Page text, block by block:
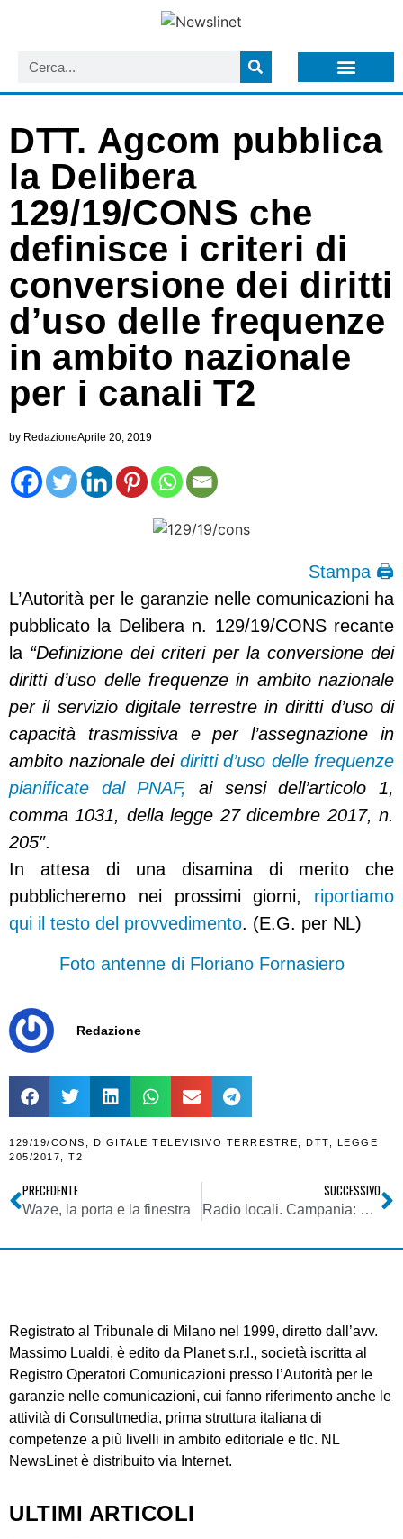
DTT. Agcom pubblica
la Delibera
129/19/CONS che
definisce i criteri di
conversione dei diritti
d’uso delle frequenze
in ambito nazionale
per i canali T2
by RedazioneAprile 20, 2019
Stampa 🖨
L’Autorità per le garanzie nelle comunicazioni ha
pubblicato la Delibera n. 129/19/CONS recante
la “Definizione dei criteri per la conversione dei
diritti d’uso delle frequenze in ambito nazionale
per il servizio digitale terrestre in diritti d’uso di
capacità trasmissiva e per l’assegnazione in
ambito nazionale dei diritti d’uso delle frequenze
pianificate dal PNAF,
ai sensi dell’articolo 1,
comma 1031, della legge 27 dicembre 2017, n.
205″.
In attesa di una disamina di merito che
pubblicheremo nei prossimi giorni, riportiamo
qui il testo del provvedimento. (E.G. per NL)
Foto antenne di Floriano Fornasiero
Redazione
129/19/CONS DIGITALE TELEVISIVO TERRESTRE DTT
LEGGE
205/2017
T2
PRECEDENTE
Waze, la porta e la finestra
SUCCESSIVO
Radio locali. Campania: una panoramica sui dati regionali 2018 di TER dimostra il predominio assoluto del gruppo Kiss Kiss. La rete ammiraglia batte nettamente tutti, le reti locali a supporto sono in ottima posizione
Registrato al Tribunale di Milano nel 1999, diretto dall’avv.
Massimo Lualdi, è edito da Planet s.r.l., società iscritta al
Registro Operatori Comunicazioni presso l’Autorità per le
garanzie nelle comunicazioni, cui fanno riferimento anche le
attività di Consultmedia, prima struttura italiana di
competenze a più livelli in ambito editoriale e tlc. NL
NewsLinet è distribuito via Internet.
ULTIMI ARTICOLI